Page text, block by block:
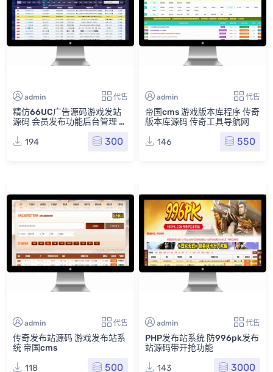
admin 代售
精仿66UC广告源码游戏发站
源码 会员发布功能后台管理 传
194
300
admin 代售
帝国cms 游戏版本库程序 传奇
版本库源码 传奇工具导航网
146
550
admin 代售
传奇发布站源码 游戏发布站系
统 帝国cms
118
500
admin 代售
PHP发布站系统 防996pk发布
站源码带开抢功能
143
3000